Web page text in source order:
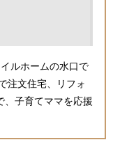
ルホームの水口で
注文住宅、リフォ
、子育てママを応援